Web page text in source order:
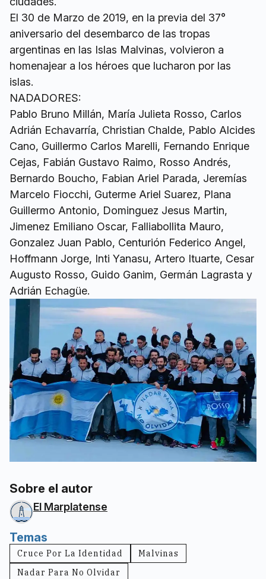
El 30 de Marzo de 2019, en la previa del 37°
aniversario del desembarco de las tropas
argentinas en las Islas Malvinas, volvieron a
homenajear a los héroes que lucharon por las
islas.
NADADORES:
Pablo Bruno Millán, María Julieta Rosso, Carlos
Adrián Echavarría, Christian Chalde, Pablo Alcides
Cano, Guillermo Carlos Marelli, Fernando Enrique
Cejas, Fabián Gustavo Raimo, Rosso Andrés,
Bernardo Boucho, Fabian Ariel Parada, Jeremías
Marcelo Fiocchi, Guterme Ariel Suarez, Plana
Guillermo Antonio, Dominguez Jesus Martin,
Jimenez Emiliano Oscar, Falliabollita Mauro,
Gonzalez Juan Pablo, Centurión Federico Angel,
Hoffmann Jorge, Inti Yanasu, Artero Ituarte, Cesar
Augusto Rosso, Guido Ganim, Germán Lagrasta y
Adrián Echagüe.
Sobre el autor
El Marplatense
Temas
Cruce Por La Identidad
Malvinas
Nadar Para No Olvidar